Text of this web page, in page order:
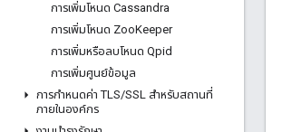
การเพิ่มโหนด Cassandra
การเพิ่มโหนด ZooKeeper
การเพิ่มหรือลบโหนด Qpid
การเพิ่มศูนย์ข้อมูล
การกําหนดค่า TLS/SSL สําหรับสถานที่
ภายในองค์กร